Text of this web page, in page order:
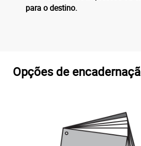
para o destino.
Opções de